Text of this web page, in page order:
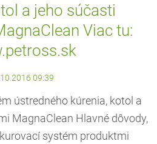
a jeho súčasti
Viac tu:
09:39
ústredného kúrenia, kotol a
MagnaClean Hlavné dôvody,
systém produktmi